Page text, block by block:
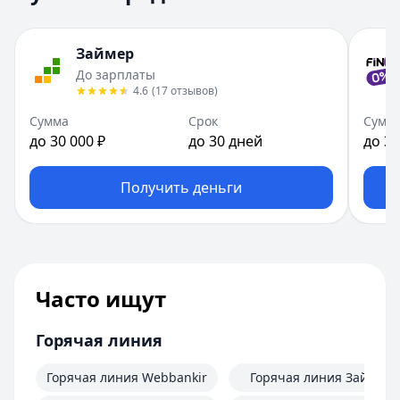
Займер
До зарплаты
4.6 (17отзывов)
Сумма
до 30 000 ₽
Срок
до 30 дней
Получить деньги
до
Часто ищут
Горячая линия
Горячая линия Webbankir
Горячая линия Займер